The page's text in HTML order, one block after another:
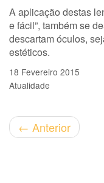
A aplicação destas
e fácil”, também se
descartam óculos,
estéticos.
18 Fevereiro 2015
Atualidade
← Anterior